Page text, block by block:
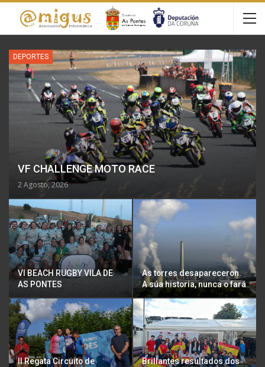
DEPORTES
VF CHALLENGE MOTO RACE
2 Agosto, 2026
VI BEACH RUGBY VILA DE
AS PONTES
As torres desapareceron.
A súa historia, nunca o fará
ll Regata Circuito de
Brillantes resultados dos